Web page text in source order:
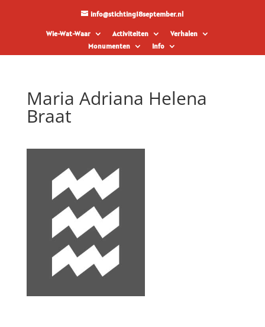
info@stichting18september.nl
Wie-Wat-Waar Activiteiten
Verhalen
Monumenten
Info
Maria Adriana Helena
Braat